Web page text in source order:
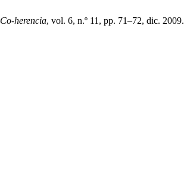
Co-herencia, vol. 6, n.º 11, pp. 71–72, dic. 2009.